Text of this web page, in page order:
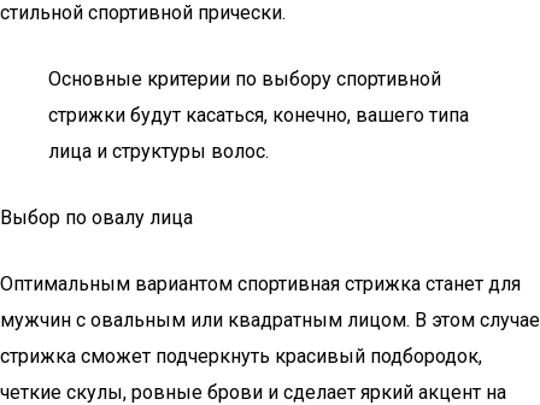
стильной спортивной прически.
Основные критерии по выбору спортивной
стрижки будут касаться, конечно, вашего типа
лица и структуры волос.
Выбор по овалу лица
Оптимальным вариантом спортивная стрижка станет для
мужчин с овальным или квадратным лицом. В этом случае
стрижка сможет подчеркнуть красивый подбородок,
четкие скулы, ровные брови и сделает яркий акцент на